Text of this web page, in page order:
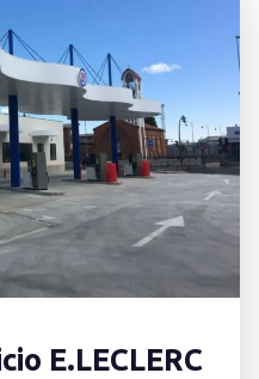
E.LECLERC